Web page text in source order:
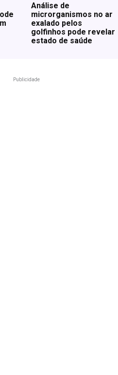
Análise de
microrganismos no ar
exalado pelos
golfinhos pode revelar
estado de saúde
Publicidade